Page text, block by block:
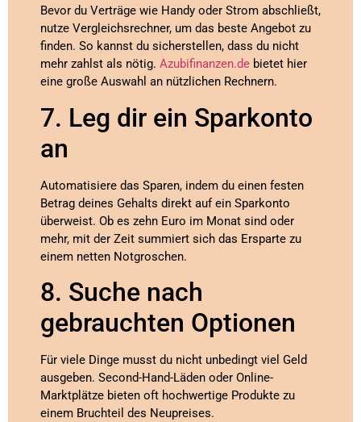
Bevor du Verträge wie Handy oder Strom abschließt,
nutze Vergleichsrechner, um das beste Angebot zu
finden. So kannst du sicherstellen, dass du nicht
mehr zahlst als nötig. Azubifinanzen.de bietet hier
eine große Auswahl an nützlichen Rechnern.
7. Leg dir ein Sparkonto
an
Automatisiere das Sparen, indem du einen festen
Betrag deines Gehalts direkt auf ein Sparkonto
überweist. Ob es zehn Euro im Monat sind oder
mehr, mit der Zeit summiert sich das Ersparte zu
einem netten Notgroschen.
8. Suche nach
gebrauchten Optionen
Für viele Dinge musst du nicht unbedingt viel Geld
ausgeben. Second-Hand-Läden oder Online-
Marktplätze bieten oft hochwertige Produkte zu
einem Bruchteil des Neupreises.